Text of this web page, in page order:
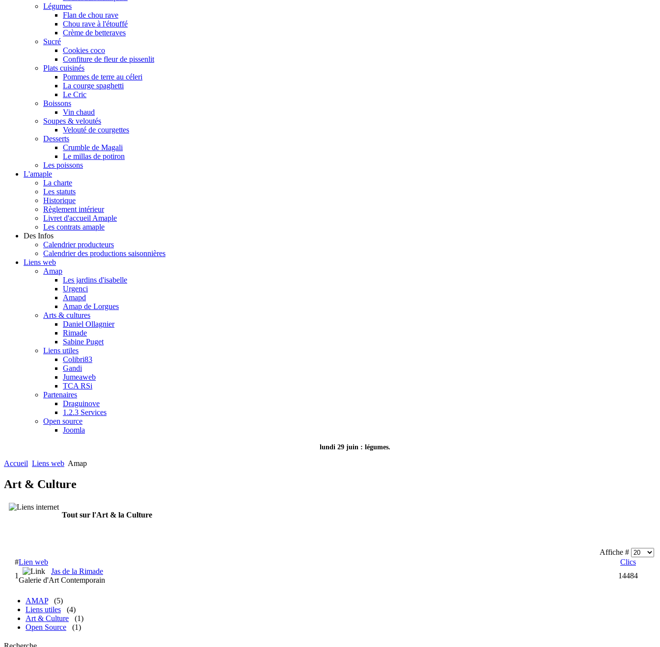
Légumes
Flan de chou rave
Chou rave à l'étouffé
Crème de betteraves
Sucré
Cookies coco
Confiture de fleur de pissenlit
Plats cuisinés
Pommes de terre au céleri
La courge spaghetti
Le Cric
Boissons
Vin chaud
Soupes & veloutés
Velouté de courgettes
Desserts
Crumble de Magali
Le millas de potiron
Les poissons
L'amaple
La charte
Les statuts
Historique
Règlement intérieur
Livret d'accueil Amaple
Les contrats amaple
Des Infos
Calendrier producteurs
Calendrier des productions saisonnières
Liens web
Amap
Les jardins d'isabelle
Urgenci
Amapd
Amap de Lorgues
Arts & cultures
Daniel Ollagnier
Rimade
Sabine Puget
Liens utiles
Colibri83
Gandi
Jumeaweb
TCA RSi
Partenaires
Draguinove
1.2.3 Services
Open source
Joomla
lundi 29 juin : légumes.
Accueil Liens web Amap
Art & Culture
Tout sur l'Art & la Culture
Affiche #
#Lien web
Clics
1
Jas de la Rimade
Galerie d'Art Contemporain
14484
AMAP
(5)
Liens utiles
(4)
Art & Culture
(1)
Open Source
(1)